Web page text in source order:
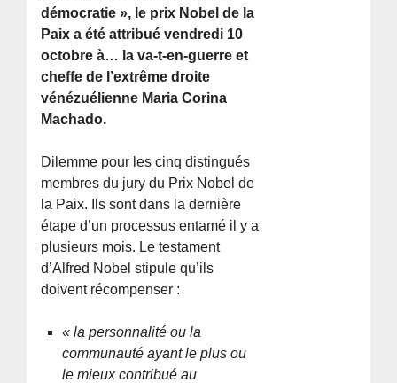
démocratie », le prix Nobel de la
Paix a été attribué vendredi 10
octobre à… la va-t-en-guerre et
cheffe de l’extrême droite
vénézuélienne Maria Corina
Machado.
Dilemme pour les cinq distingués
membres du jury du Prix Nobel de
la Paix. Ils sont dans la dernière
étape d’un processus entamé il y a
plusieurs mois. Le testament
d’Alfred Nobel stipule qu’ils
doivent récompenser :
« la personnalité ou la
communauté ayant le plus ou
le mieux contribué au